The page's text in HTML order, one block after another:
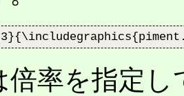
倍率を指定